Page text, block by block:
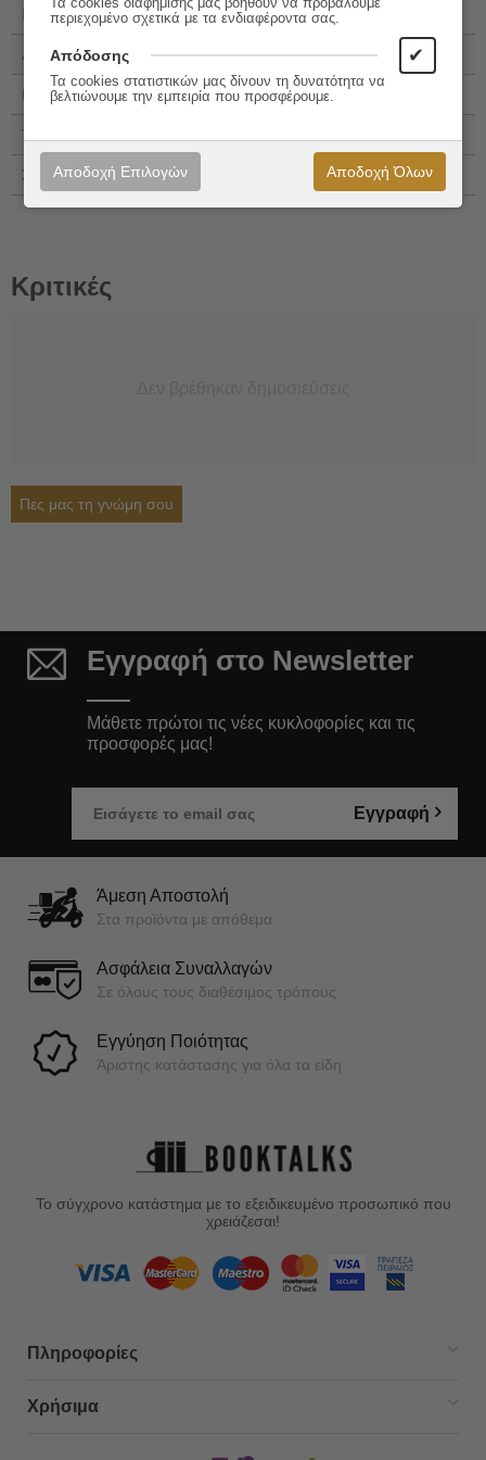
ISBN 13: 978-960-229-234-1
Αριθμός Σελίδων: 152
Εξώφυλλο: Σκληρό εξώφυλλο
Έτος Έκδοσης:
Συγγραφέας: Ιβάν Τουργκένιεφ
Κριτικές
Πες μας τη γνώμη σου
Εγγραφή στο Newsletter
Μάθετε πρώτοι τις νέες κυκλοφορίες και τις
προσφορές μας!
Εγγραφή
Άμεση Αποστολή
Στα προϊόντα με απόθεμα
Ασφάλεια Συναλλαγών
Σε όλους τους διαθέσιμος τρόπους
Εγγύηση Ποιότητας
Άριστης κατάστασης για όλα τα είδη
Το σύγχρονο κατάστημα με το εξειδικευμένο προσωπικό που
χρειάζεσαι!
Πληροφορίες
Χρήσιμα
Τα cookies διαφήμισης μας βοηθουν να προβάλουμε
περιεχομένο σχετικά με τα ενδιαφέροντα σας.
Απόδοσης ✔
Τα cookies στατιστικών μας δίνουν τη δυνατότητα να
βελτιώνουμε την εμπειρία που προσφέρουμε.
Αποδοχή Επιλογών Αποδοχή Όλων